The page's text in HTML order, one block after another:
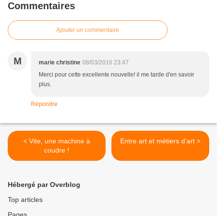
Commentaires
Ajouter un commentaire
M marie christine 08/03/2016 23:47
Merci pour cette excellente nouvelle! il me tarde d'en savoir
plus.
Répondre
< Vite, une machine à
coudre !
Entre art et métiers d'art >
Hébergé par Overblog
Top articles